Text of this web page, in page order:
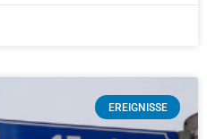
EREIGNISSE